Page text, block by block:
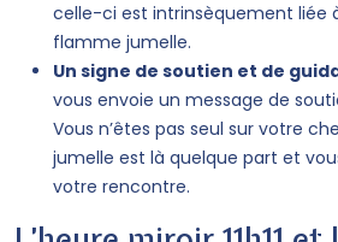
celle-ci est intrinsèquement liée
flamme jumelle.
Un signe de soutien et de
vous envoie un message de
Vous n’êtes pas seul sur votre
jumelle est là quelque part et
votre rencontre.